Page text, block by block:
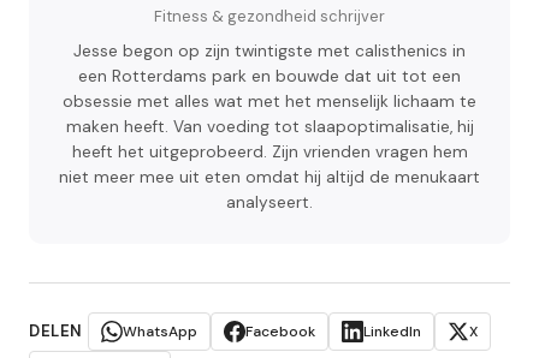
Fitness & gezondheid schrijver
Jesse begon op zijn twintigste met calisthenics in
een Rotterdams park en bouwde dat uit tot een
obsessie met alles wat met het menselijk lichaam te
maken heeft. Van voeding tot slaapoptimalisatie, hij
heeft het uitgeprobeerd. Zijn vrienden vragen hem
niet meer mee uit eten omdat hij altijd de menukaart
analyseert.
DELEN WhatsApp Facebook LinkedIn
X